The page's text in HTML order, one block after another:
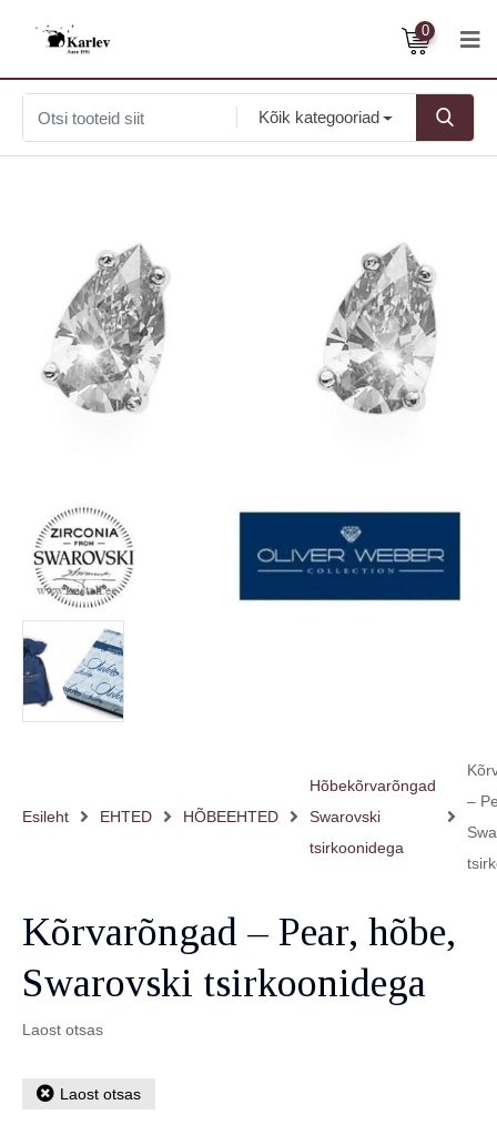
0
Kõik kategooriad
Esileht EHTED HÕBEEHTED
Hõbekõrvarõngad
Swarovski
tsirkoonidega
–
Kõrvarõngad – Pear, hõbe,
Swarovski tsirkoonidega
Laost otsas
Laost otsas